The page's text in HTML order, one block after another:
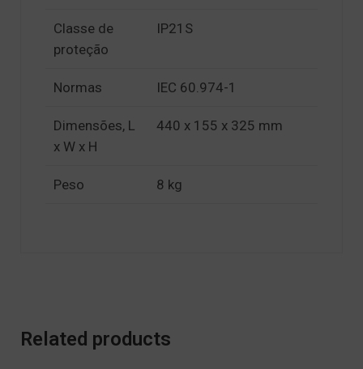
Classe de
proteção
IP21S
Normas IEC 60.974-1
Dimensões, L
x W x H
440 x 155 x 325 mm
Peso 8 kg
Related products